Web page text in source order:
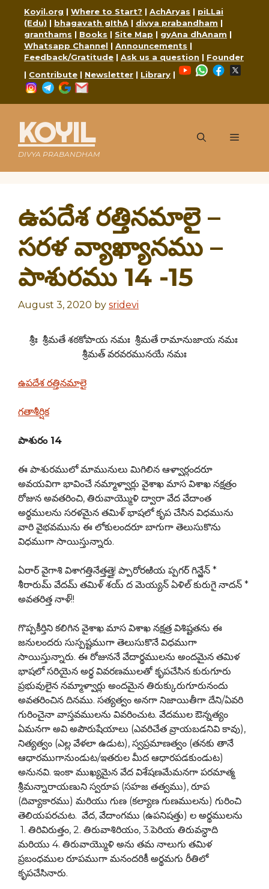
content
Koyil.org | Where to Start? | AchAryas | piLLai
(Edu) | bhagavath gIthA | divya prabandham |
granthams | Books | Site Map | gyAna dhAnam |
Whatsapp Channel | Announcements |
Feedback/Gratitude | Ask us a question | Founder
| Contribute | Newsletter | Library |
YouTubeWhatsApp
Facebook
Instagram
Telegram
Google
KOYIL
DIVYA PRABANDHAM
Menu
ఉపదేశ రత్తినమాలై –
సరళ వ్యాఖ్యానము –
పాశురము 14 -15
August 3, 2020 by sridevi
శ్రీః శ్రీమతే శఠకోపాయ నమః శ్రీమతే రామానుజాయ నమః
శ్రీమత్ వరవరమునయే నమః
ఉపదేశ రత్తినమాలై
గతాశీర్షిక
పాశురం 14
ఈ పాశురములో మామునులు మిగిలిన ఆళ్వార్లందరూ
అవయవిగా భావించే నమ్మాళ్వార్లు వైశాఖ మాస విశాఖ నక్షత్రం
రోజున అవతరించి, తిరువాయ్మొళి ద్వారా వేద వేదాంత
అర్థములను సరళమైన తమిళ్ భాషలో కృప చేసిన విధమును
వారి వైభవమును ఈ లోకులందరూ బాగుగా తెలుసుకొను
విధముగా సాయిస్తున్నారు.
ఏరార్ వైగాశి విశాగత్తినేత్తత్తై! ప్పారోరఱియ ప్పగర్ గిన్ఱేన్ *
శీరారుమ్ వేదమ్ తమిళ్ శయ్ ద మెయ్యన్ ఏళిల్ కురుగై నాదన్ *
అవతరిత్త నాళ్!!
గొప్పకీర్తిని కలిగిన వైశాఖ మాస విశాఖ నక్షత్ర విశిష్టతను ఈ
జనులందరు సుస్పష్టముగా తెలుసుకొనే విధముగా
సాయిస్తున్నారు. ఈ రోజుననే వేదార్థములను అందమైన తమిళ
భాషలో సరియైన అర్థ వివరణములతో కృపచేసిన కురుగూరు
ప్రభువులైన నమ్మాళ్వార్లు అందమైన తిరుక్కురుగూరునందు
అవతరించిన దినము. సత్యత్వం అనగా నిజాయితీగా దేని/ఏవరి
గురించైనా వాస్తవములను వివరించుట. వేదముల ఔన్నత్యం
ఏమనగా అవి అపౌరుషేయాలు (ఎవరిచేత వ్రాయబడనివి కావు),
నిత్యత్వం (ఎల్ల వేళలా ఉడుట), స్వప్రమాణత్వం (తనకు తానే
ఆధారముగానుండుట/ఇతరుల మీద ఆధారపడకుండుట)
అనునవి. ఇంకా ముఖ్యమైన వేద విశేషణమేమనగా పరమాత్మ
శ్రీమన్నారాయణుని స్వరూప (సహజ తత్వము), రూప
(దివ్యాకారము) మరియు గుణ (కల్యాణ గుణములను) గురించి
తెలియపరచుట. వేద, వేదాంగము (ఉపనిషత్తు) ల అర్థములను
1. తిరివిరుత్తం, 2. తిరువాశిరియం, 3.పెరియ తిరువన్ధాది
మరియు 4. తిరువాయ్మొళి అను తమ నాలుగు తమిళ
ప్రబంధముల రూపముగా మనందరికీ అర్థమగు రీతిలో
కృపచేసినారు.